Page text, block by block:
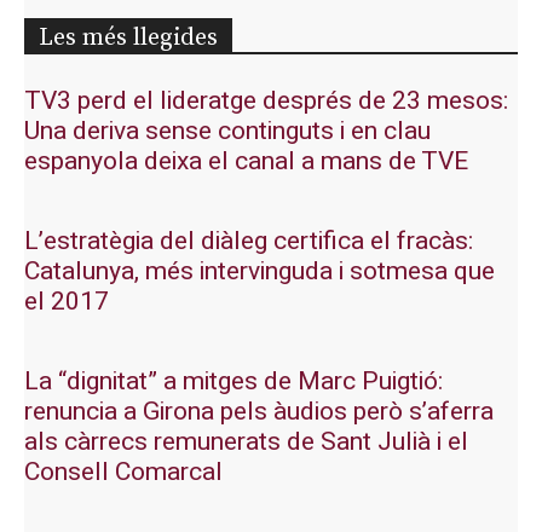
Les més llegides
TV3 perd el lideratge després de 23 mesos:
Una deriva sense continguts i en clau
espanyola deixa el canal a mans de TVE
L’estratègia del diàleg certifica el fracàs:
Catalunya, més intervinguda i sotmesa que
el 2017
La “dignitat” a mitges de Marc Puigtió:
renuncia a Girona pels àudios però s’aferra
als càrrecs remunerats de Sant Julià i el
Consell Comarcal